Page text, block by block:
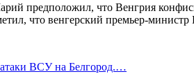
предположил, что Венгрия
что венгерский премьер-
ВСУ на Белгород.…